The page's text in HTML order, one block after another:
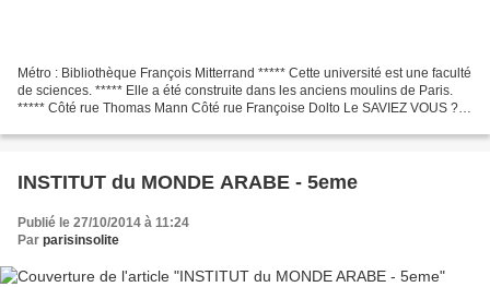
Métro : Bibliothèque François Mitterrand ***** Cette université est une faculté
de sciences. ***** Elle a été construite dans les anciens moulins de Paris.
***** Côté rue Thomas Mann Côté rue Françoise Dolto Le SAVIEZ VOUS ?
INSTITUT du MONDE ARABE - 5eme
Publié le 27/10/2014 à 11:24
Par parisinsolite